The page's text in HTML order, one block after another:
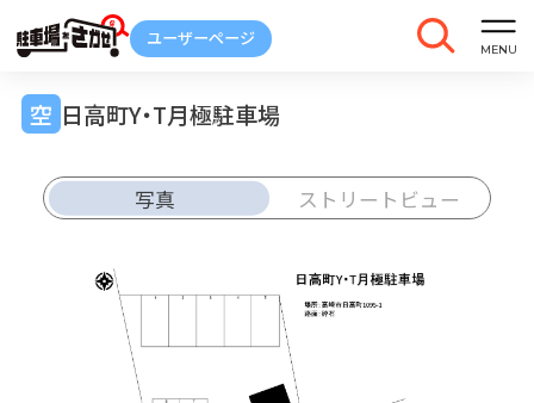
日高町Y・T月極駐車場
写真 ストリートビュー
解約
車庫証明
発行
トラブル